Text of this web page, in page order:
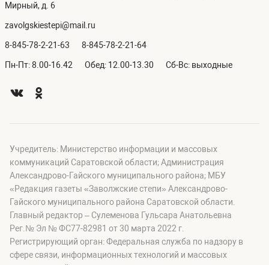
Мирный, д. 6
zavolgskiestepi@mail.ru
8-845-78-2-21-63 8-845-78-2-21-64
Пн-Пт: 8.00-16.42 Обед: 12.00-13.30 Сб-Вс: выходные
Учредитель: Министерство информации и массовых
коммуникаций Саратовской области; Администрация
Александрово-Гайского муниципального района; МБУ
«Редакция газеты «Заволжские степи» Александрово-
Гайского муниципального района Саратовской области.
Главный редактор – Сулеменова Гульсара Анатольевна
Рег.№ Эл № ФС77-82981 от 30 марта 2022 г.
Регистрирующий орган: Федеральная служба по надзору в
сфере связи, информационных технологий и массовых